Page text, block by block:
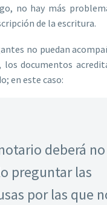
no hay más
de la escritura.
no puedan
los documentos
en este caso:
deberá no
preguntar las
por las que